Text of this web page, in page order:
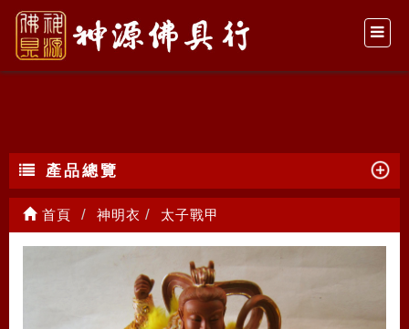
太子戰甲
產品總覽
首頁 神明衣 太子戰甲